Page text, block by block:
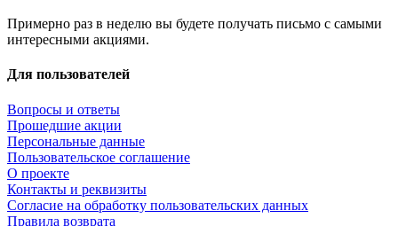
Примерно раз в неделю вы будете получать письмо с самыми
интересными акциями.
Для пользователей
Вопросы и ответы
Прошедшие акции
Персональные данные
Пользовательское соглашение
О проекте
Контакты и реквизиты
Согласие на обработку пользовательских данных
Правила возврата